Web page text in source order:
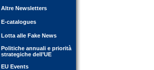
Altre Newsletters
E-catalogues
Lotta alle Fake News
Politiche annuali e priorità
strategiche dell’UE
EU Events